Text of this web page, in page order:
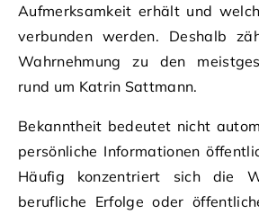
Aufmerksamkeit erhält und
verbunden werden. Deshalb
Wahrnehmung zu den
rund um Katrin Sattmann.
Bekanntheit bedeutet nicht
persönliche Informationen
Häufig konzentriert sich die
berufliche Erfolge oder